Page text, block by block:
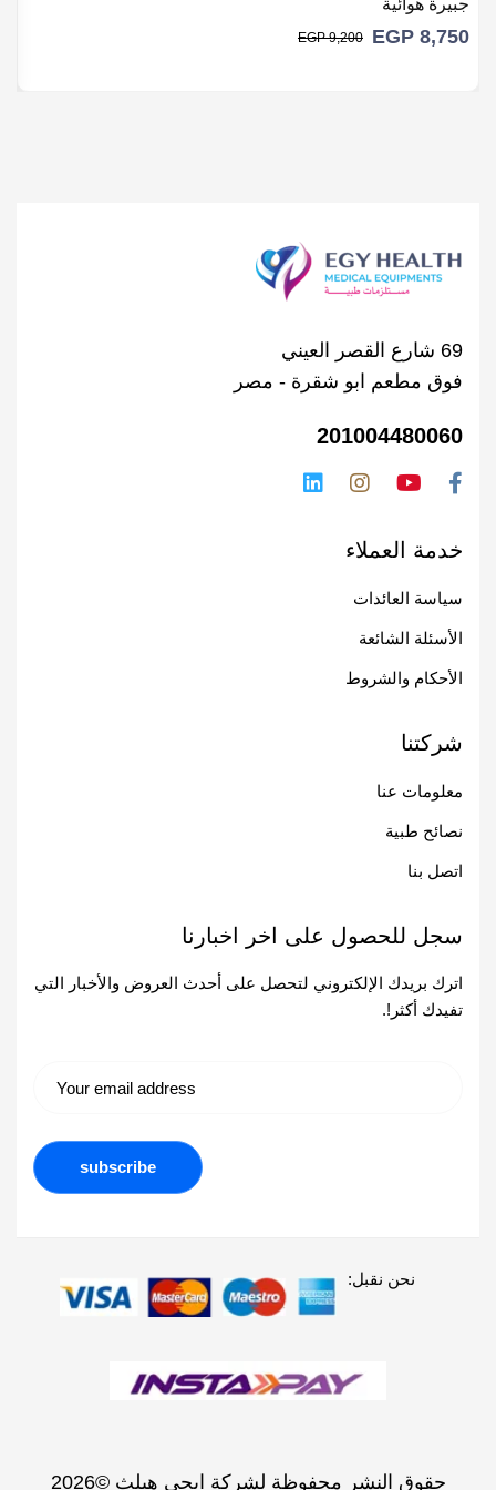
EGP 8,750
EGP9,200
69 شارع القصر العيني
فوق مطعم ابو شقرة - مصر
201004480060
خدمة العملاء
سياسة العائدات
الأسئلة الشائعة
الأحكام والشروط
شركتنا
معلومات عنا
نصائح طبية
اتصل بنا
سجل للحصول على اخر اخبارنا
اترك بريدك الإلكتروني لتحصل على أحدث العروض والأخبار التي
تفيدك أكثر!.
حقوق النشر محفوظة لشركة ايجي هيلث ©2026
نحن نقبل: